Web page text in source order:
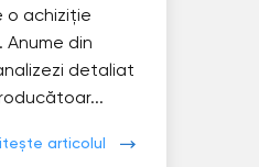
o achiziție
din
detaliat
articolul